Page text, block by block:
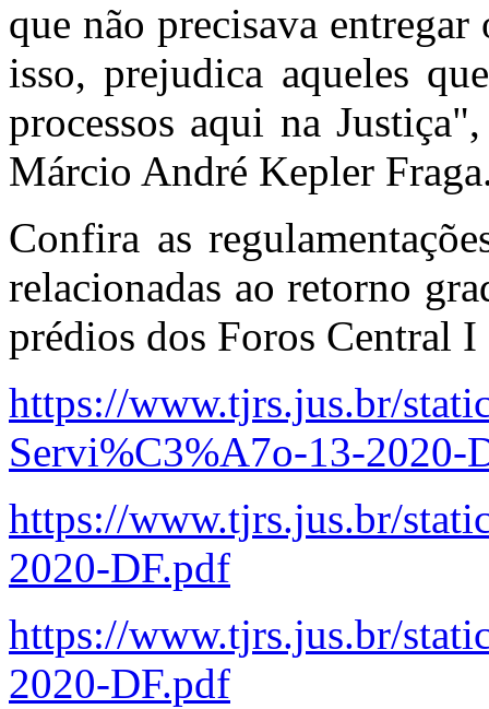
que não precisava
isso, prejudica aqueles
processos aqui na
Márcio André Kepler
Confira as
relacionadas ao retorno
prédios dos Foros Central
https://www.tjrs.jus.br/
Servi%C3%A7o-13-2020-
https://www.tjrs.jus.br/
2020-DF.pdf
https://www.tjrs.jus.br/
2020-DF.pdf